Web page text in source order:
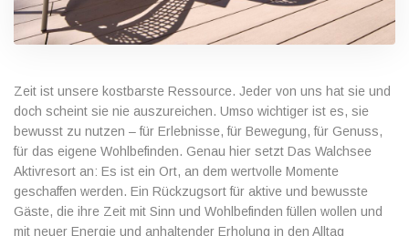
Zeit ist unsere kostbarste Ressource. Jeder von uns hat sie und
doch scheint sie nie auszureichen. Umso wichtiger ist es, sie
bewusst zu nutzen – für Erlebnisse, für Bewegung, für Genuss,
für das eigene Wohlbefinden. Genau hier setzt Das Walchsee
Aktivresort an: Es ist ein Ort, an dem wertvolle Momente
geschaffen werden. Ein Rückzugsort für aktive und bewusste
Gäste, die ihre Zeit mit Sinn und Wohlbefinden füllen wollen und
mit neuer Energie und anhaltender Erholung in den Alltag